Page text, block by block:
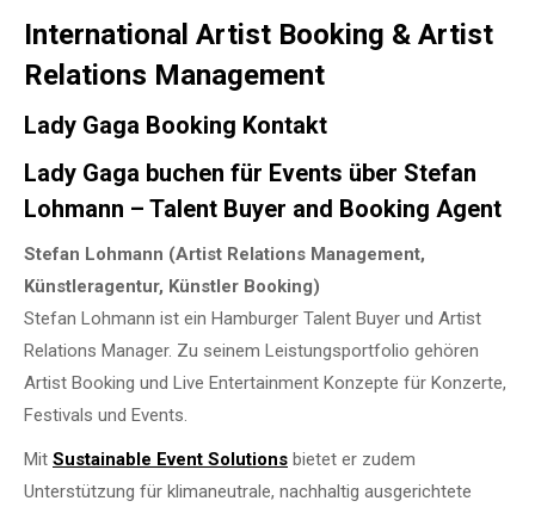
International Artist Booking & Artist
Relations Management
Lady Gaga Booking Kontakt
Lady Gaga buchen für Events über Stefan
Lohmann – Talent Buyer and Booking Agent
Stefan Lohmann (Artist Relations Management,
Künstleragentur, Künstler Booking)
Stefan Lohmann ist ein Hamburger Talent Buyer und Artist
Relations Manager. Zu seinem Leistungsportfolio gehören
Artist Booking und Live Entertainment Konzepte für Konzerte,
Festivals und Events.
Mit Sustainable Event Solutions bietet er zudem
Unterstützung für klimaneutrale, nachhaltig ausgerichtete